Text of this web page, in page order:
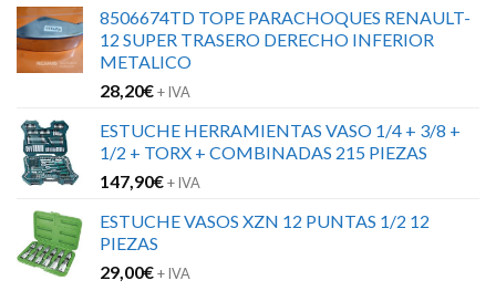
8506674TD TOPE PARACHOQUES RENAULT-
12 SUPER TRASERO DERECHO INFERIOR
METALICO
28,20€+ IVA
ESTUCHE HERRAMIENTAS VASO 1/4 + 3/8 +
1/2 + TORX + COMBINADAS 215 PIEZAS
147,90€+ IVA
ESTUCHE VASOS XZN 12 PUNTAS 1/2 12
PIEZAS
29,00€+ IVA